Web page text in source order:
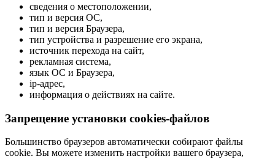
сведения о местоположении,
тип и версия ОС,
тип и версия Браузера,
тип устройства и разрешение его экрана,
источник перехода на сайт,
рекламная система,
язык ОС и Браузера,
ip-адрес,
информация о действиях на сайте.
Запрещение установки cookies-файлов
Большинство браузеров автоматически собирают файлы
cookie. Вы можете изменить настройки вашего браузера,